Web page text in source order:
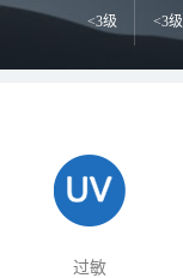
<3级 <3级
过敏